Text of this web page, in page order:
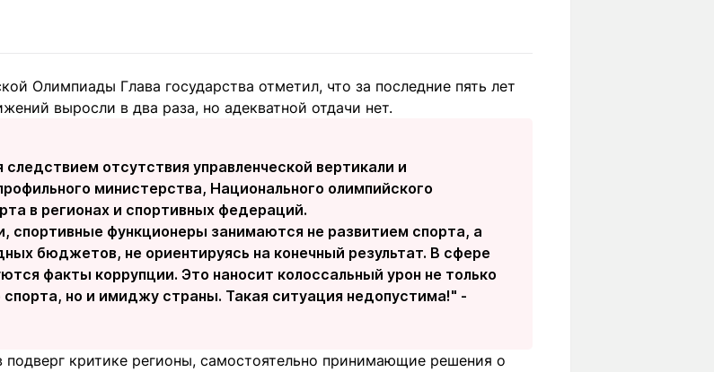
188
Мы в социальных сетях
Олимпиады Глава государства отметил, что за последние пять лет
выросли в два раза, но адекватной отдачи нет.
отсутствия управленческой вертикали и
министерства, Национального олимпийского
в регионах и спортивных федераций.
спортивные функционеры занимаются не развитием спорта, а
бюджетов, не ориентируясь на конечный результат. В сфере
факты коррупции. Это наносит колоссальный урон не только
спорта, но и имиджу страны. Такая ситуация недопустима!" -
критике регионы, самостоятельно принимающие решения о